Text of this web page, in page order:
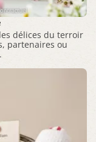
délices du terroir
partenaires ou